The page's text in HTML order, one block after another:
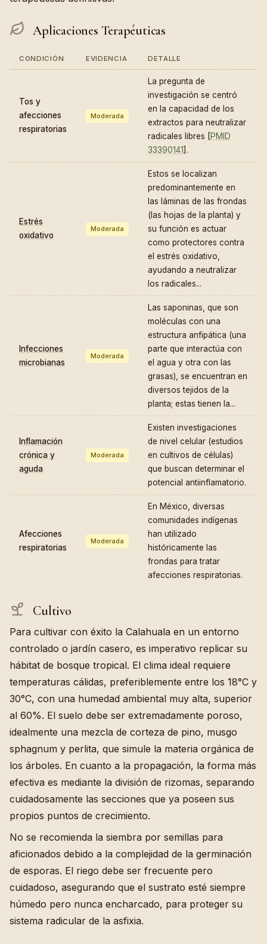
Aplicaciones Terapéuticas
CONDICIÓN EVIDENCIA DETALLE
Tos y
afecciones
respiratorias
Moderada
La pregunta de
investigación se centró
en la capacidad de los
extractos para neutralizar
radicales libres [PMID
33390141].
Estrés
oxidativo
Moderada
Estos se localizan
predominantemente en
las láminas de las frondas
(las hojas de la planta) y
su función es actuar
como protectores contra
el estrés oxidativo,
ayudando a neutralizar
los radicales...
Infecciones
microbianas
Moderada
Las saponinas, que son
moléculas con una
estructura anfipática (una
parte que interactúa con
el agua y otra con las
grasas), se encuentran en
diversos tejidos de la
planta; estas tienen la...
Inflamación
crónica y
aguda
Moderada
Existen investigaciones
de nivel celular (estudios
en cultivos de células)
que buscan determinar el
potencial antiinflamatorio.
Afecciones
respiratorias
Moderada
En México, diversas
comunidades indígenas
han utilizado
históricamente las
frondas para tratar
afecciones respiratorias.
Cultivo
Para cultivar con éxito la Calahuala en un entorno
controlado o jardín casero, es imperativo replicar su
hábitat de bosque tropical. El clima ideal requiere
temperaturas cálidas, preferiblemente entre los 18°C y
30°C, con una humedad ambiental muy alta, superior
al 60%. El suelo debe ser extremadamente poroso,
idealmente una mezcla de corteza de pino, musgo
sphagnum y perlita, que simule la materia orgánica de
los árboles. En cuanto a la propagación, la forma más
efectiva es mediante la división de rizomas, separando
cuidadosamente las secciones que ya poseen sus
propios puntos de crecimiento.
No se recomienda la siembra por semillas para
aficionados debido a la complejidad de la germinación
de esporas. El riego debe ser frecuente pero
cuidadoso, asegurando que el sustrato esté siempre
húmedo pero nunca encharcado, para proteger su
sistema radicular de la asfixia.